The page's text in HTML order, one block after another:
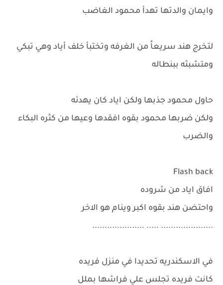
وايمان والدتها تهدأ محمود الغاضب
لتخرج هند سريعاً من الغرفه وتختبأ خلف أياد وهي تبكي
ومتشبثه ببنطاله
حاول محمود جذبها ولكن اياد كان يهدئه
ولكن ضربها محمود بقوه افقدها وعيها من كثره البكاء
والضرب
Flash back
افاق اياد من شروده
واحتضن هند بقوه اكبر وينام هو الاخر
..................... ..... .....................
في الاسكندريه تحديدا في منزل فريده
كانت فريده تجلس علي فراشها بملل